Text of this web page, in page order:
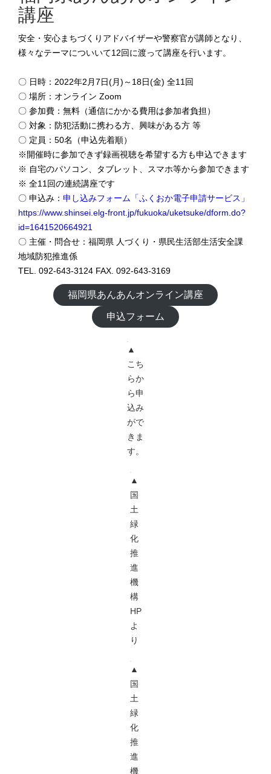
講座
安全・安心まちづくりアドバイザーや警察官が講師となり、
様々なテーマについいて12回に渡って講座を行います。
〇 日時：2022年2月7日(月)～18日(金) 全11回
〇 場所：オンライン Zoom
〇 参加費：無料（通信にかかる費用は参加者負担）
〇 対象：防犯活動に携わる方、興味がある方 等
〇 定員：50名（申込先着順）
※開催時に参加できず録画視聴を希望する方も申込できます
※ 自宅のパソコン、タブレット、スマホ等から参加できます
※ 全11回の連続講座です
〇 申込み： 申し込みフォーム「ふくおか電子申請サービス」
https://www.shinsei.elg-front.jp/fukuoka/uketsuke/dform.do?
id=1641520664921
〇 主催・問合せ：福岡県 人づくり・県民生活部生活安全課
地域防犯推進係
TEL. 092-643-3124 FAX. 092-643-3169
福岡県あんあんオンライン講座
申込フォーム
▲
こち
らか
ら申
込み
がで
きま
す。
▲
国
土
緑
化
推
進
機
構
HP
よ
り
▲
国
土
緑
化
推
進
機